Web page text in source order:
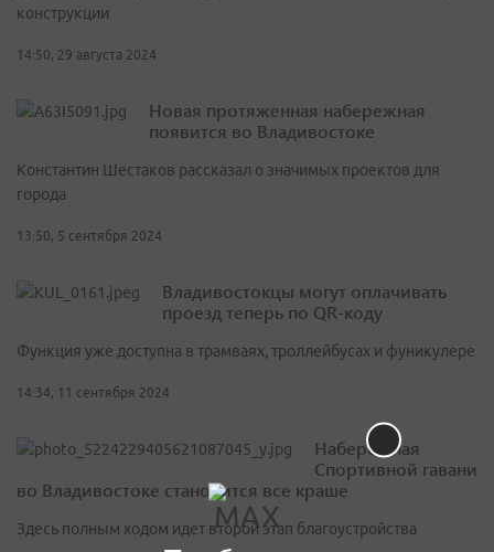
конструкции
14:50, 29 августа 2024
Новая протяженная набережная
появится во Владивостоке
Константин Шестаков рассказал о значимых проектов для
города
13:50, 5 сентября 2024
Владивостокцы могут оплачивать
проезд теперь по QR-коду
Функция уже доступна в трамваях, троллейбусах и фуникулере
14:34, 11 сентября 2024
Набережная
Спортивной гавани
во Владивостоке становится все краше
Здесь полным ходом идет второй этап благоустройства